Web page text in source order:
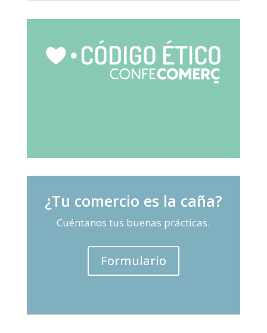
¿Tu comercio es la caña?
Cuéntanos tus buenas prácticas.
Formulario